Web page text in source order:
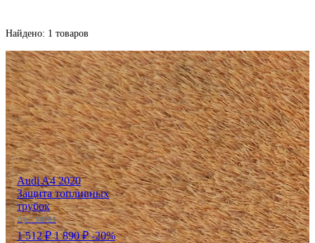
Найдено: 1 товаров
Audi A4 2020
Защита топливных
трубок
Арт:58703
1 512 ₽1 890 ₽-20%